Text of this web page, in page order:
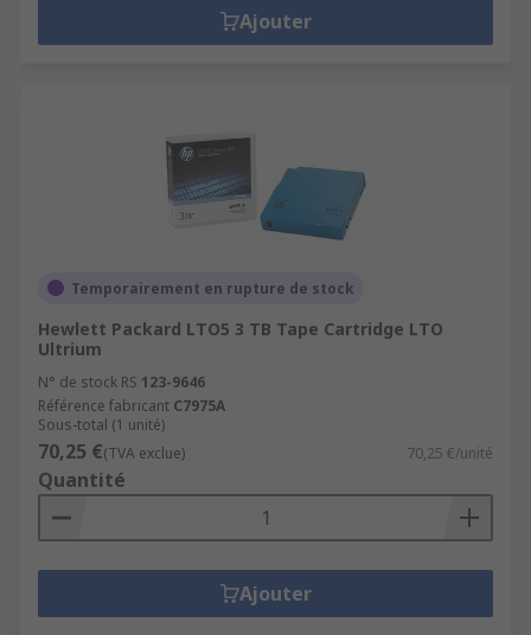
Ajouter
Temporairement en rupture de stock
Hewlett Packard LTO5 3 TB Tape Cartridge LTO
Ultrium
N° de stock RS 123-9646
Référence fabricant C7975A
Sous-total (1 unité)
70,25 €(TVA exclue) 70,25 €/unité
Quantité
Ajouter